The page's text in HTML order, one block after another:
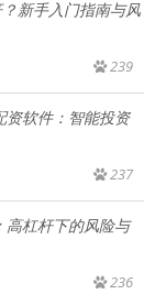
新手入门指南与风
239
资软件：智能投资
237
高杠杆下的风险与
236